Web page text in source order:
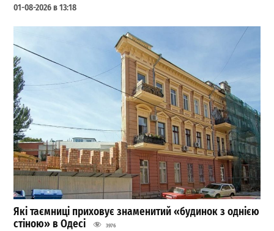
01-08-2026 в 13:18
Які таємниці приховує знаменитий «будинок з однією
стіною» в Одесі
3976